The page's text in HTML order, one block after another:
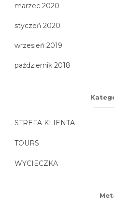
marzec 2020
styczeń 2020
wrzesień 2019
październik 2018
STREFA KLIENTA
TOURS
WYCIECZKA